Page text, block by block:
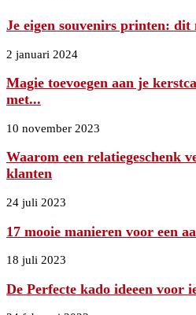
Je eigen souvenirs printen: dit
2 januari 2024
Magie toevoegen aan je
met...
10 november 2023
Waarom een relatiegeschenk
klanten
24 juli 2023
17 mooie manieren voor een
18 juli 2023
De Perfecte kado ideeen voor